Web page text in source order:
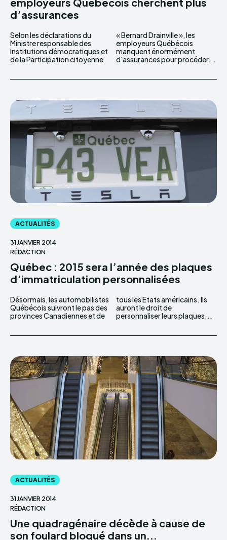
d’assurances
Selon les déclarations du
Ministre responsable des
Institutions démocratiques et
de la Participation citoyenne
« Bernard Drainville », les
employeurs Québécois
manquent énormément
d'assurances pour procéder...
ACTUALITÉS
31 JANVIER 2014
RÉDACTION
Québec : 2015 sera l’année des plaques
d’immatriculation personnalisées
Désormais, les automobilistes
Québécois suivront le pas des
provinces Canadiennes et de
tous les Etats américains. Ils
auront le droit de
personnaliser leurs plaques...
ACTUALITÉS
31 JANVIER 2014
RÉDACTION
Une quadragénaire décède à cause de
son foulard bloqué dans un...